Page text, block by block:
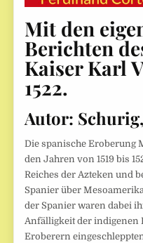
Mit den
Berichten
Kaiser Karl
1522.
Autor:
Die spanische Eroberung
den Jahren von 1519 bis
Reiches der Azteken und
Spanier über
der Spanier waren dabei
Anfälligkeit der indigenen
Eroberern